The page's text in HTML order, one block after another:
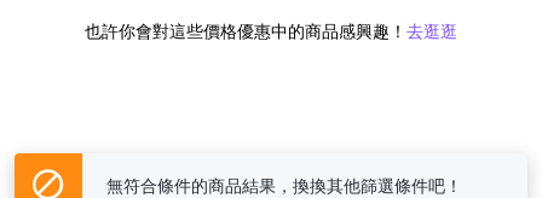
也許你會對這些價格優惠中的商品感興趣！ 去逛逛
無符合條件的商品結果，換換其他篩選條件吧！